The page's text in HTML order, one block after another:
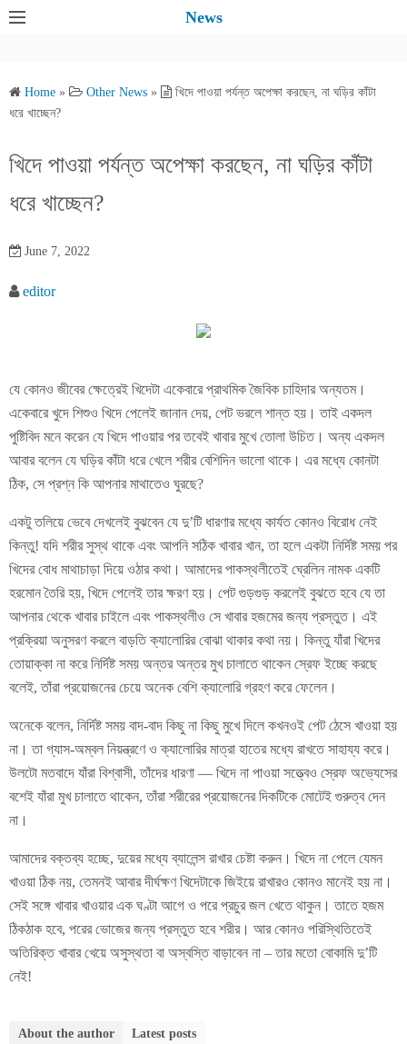
News
Home » Other News »
খিদে পাওয়া পর্যন্ত অপেক্ষা করছেন, না ঘড়ির কাঁটা
ধরে খাচ্ছেন?
খিদে পাওয়া পর্যন্ত অপেক্ষা করছেন, না ঘড়ির কাঁটা
ধরে খাচ্ছেন?
June 7, 2022
editor
যে কোনও জীবের ক্ষেত্রেই খিদেটা একেবারে প্রাথমিক জৈবিক চাহিদার অন্যতম।
একেবারে খুদে শিশুও খিদে পেলেই জানান দেয়, পেট ভরলে শান্ত হয়। তাই একদল
পুষ্টিবিদ মনে করেন যে খিদে পাওয়ার পর তবেই খাবার মুখে তোলা উচিত। অন্য একদল
আবার বলেন যে ঘড়ির কাঁটা ধরে খেলে শরীর বেশিদিন ভালো থাকে। এর মধ্যে কোনটা
ঠিক, সে প্রশ্ন কি আপনার মাথাতেও ঘুরছে?
একটু তলিয়ে ভেবে দেখলেই বুঝবেন যে দু’টি ধারণার মধ্যে কার্যত কোনও বিরোধ নেই
কিন্তু! যদি শরীর সুস্থ থাকে এবং আপনি সঠিক খাবার খান, তা হলে একটা নির্দিষ্ট সময় পর
খিদের বোধ মাথাচাড়া দিয়ে ওঠার কথা। আমাদের পাকস্থলীতেই ঘ্রেলিন নামক একটি
হরমোন তৈরি হয়, খিদে পেলেই তার ক্ষরণ হয়। পেট গুড়গুড় করলেই বুঝতে হবে যে তা
আপনার থেকে খাবার চাইলে এবং পাকস্থলীও সে খাবার হজমের জন্য প্রস্তুত। এই
প্রক্রিয়া অনুসরণ করলে বাড়তি ক্যালোরির বোঝা থাকার কথা নয়। কিন্তু যাঁরা খিদের
তোয়াক্কা না করে নির্দিষ্ট সময় অন্তর অন্তর মুখ চালাতে থাকেন স্রেফ ইচ্ছে করছে
বলেই, তাঁরা প্রয়োজনের চেয়ে অনেক বেশি ক্যালোরি গ্রহণ করে ফেলেন।
অনেকে বলেন, নির্দিষ্ট সময় বাদ-বাদ কিছু না কিছু মুখে দিলে কখনওই পেট ঠেসে খাওয়া হয়
না। তা গ্যাস-অম্বল নিয়ন্ত্রণে ও ক্যালোরির মাত্রা হাতের মধ্যে রাখতে সাহায্য করে।
উলটো মতবাদে যাঁরা বিশ্বাসী, তাঁদের ধারণা — খিদে না পাওয়া সত্ত্বেও স্রেফ অভ্যেসের
বশেই যাঁরা মুখ চালাতে থাকেন, তাঁরা শরীরের প্রয়োজনের দিকটিকে মোটেই গুরুত্ব দেন
না।
আমাদের বক্তব্য হচ্ছে, দুয়ের মধ্যে ব্যালেন্স রাখার চেষ্টা করুন। খিদে না পেলে যেমন
খাওয়া ঠিক নয়, তেমনই আবার দীর্ঘক্ষণ খিদেটাকে জিইয়ে রাখারও কোনও মানেই হয় না।
সেই সঙ্গে খাবার খাওয়ার এক ঘণ্টা আগে ও পরে প্রচুর জল খেতে থাকুন। তাতে হজম
ঠিকঠাক হবে, পরের ভোজের জন্য প্রস্তুত হবে শরীর। আর কোনও পরিস্থিতিতেই
অতিরিক্ত খাবার খেয়ে অসুস্থতা বা অস্বস্তি বাড়াবেন না – তার মতো বোকামি দু’টি
নেই!
About the author Latest posts